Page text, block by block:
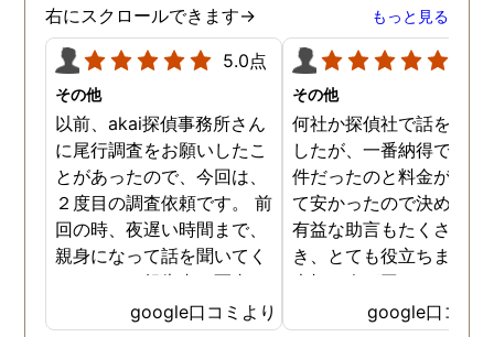
右にスクロールできます→ もっと見る
5.0点
その他
以前、akai探偵事務所さん
に尾行調査をお願いしたこ
とがあったので、今回は、
２度目の調査依頼です。 前
回の時、夜遅い時間まで、
親身になって話を聞いてく
れたのと、報告書の写真
が、場所が悪かったのに、
google口コミより
その他
何社か探偵社で話を聞き
したが、一番納得できる
件だったのと料金が比較
て安かったので決めまし
有益な助言もたくさん頂
き、とても役立ちました
大切な人が困っていたら
番に紹介したいと思える
google口コミ